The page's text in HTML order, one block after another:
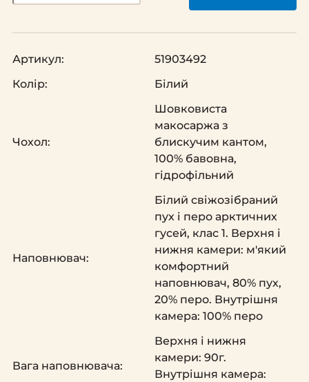
Артикул:
51903492
Колір:
Білий
Чохол:
Шовковиста
макосаржа з
блискучим кантом,
100% бавовна,
гідрофільний
Наповнювач:
Білий свіжозібраний
пух і перо арктичних
гусей, клас 1. Верхня і
нижня камери: м'який
комфортний
наповнювач, 80% пух,
20% перо. Внутрішня
камера: 100% перо
Вага наповнювача:
Верхня і нижня
камери: 90г.
Внутрішня камера: